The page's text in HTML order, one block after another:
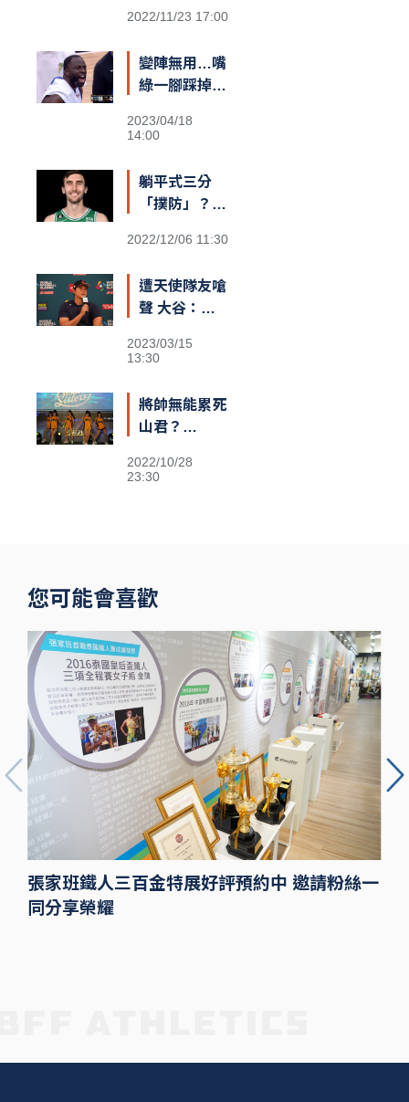
仇恨！我擁有
隊友，台灣給
我一對翅膀」
2022/11/23 17:00
變陣無用…嘴
綠一腳踩掉勇
2023/04/18
14:00
躺平式三分
「撲防」？
Kornet遮蓋
熱議
2022/12/06 11:30
遭天使隊友嗆
聲 大谷：還
容
2023/03/15
13:30
將帥無能累死
山君？
Sisters高鐵
2022/10/28
23:30
您可能會喜歡
張家班鐵人三百金特展好評預約中 邀請粉絲一
同分享榮耀